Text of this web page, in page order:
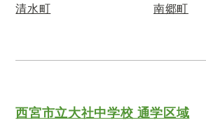
清水町
南郷町
西宮市立大社中学校 通学区域